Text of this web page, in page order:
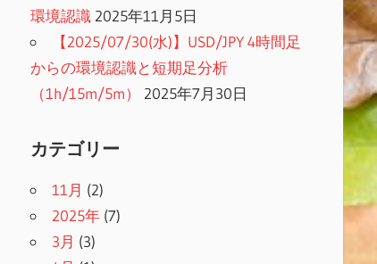
環境認識 2025年11月5日
【2025/07/30(水)】USD/JPY 4時間足
からの環境認識と短期足分析
（1h/15m/5m）
2025年7月30日
カテゴリー
11月 (2)
2025年(7)
3月 (3)